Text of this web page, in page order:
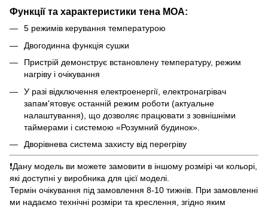
Функцiї та характеристики тена MOA:
5 режимів керування температурою
Двогодинна функція сушки
Пристрій демонструє встановлену температуру, режим
нагріву і очікування
У разі відключення електроенергії, електронагрівач
запам'ятовує останній режим роботи (актуальне
налаштування), що дозволяє працювати з зовнішніми
таймерами і системою «Розумний будинок».
Дворівнева система захисту від перегріву
❗️Дану модель ви можете замовити в іншому розмірі чи кольорі,
які доступні у виробника для цієї моделі.
Термін очікування під замовлення 8-10 тижнів. При замовленні
ми надаємо технічні розміри та креслення, згідно яким